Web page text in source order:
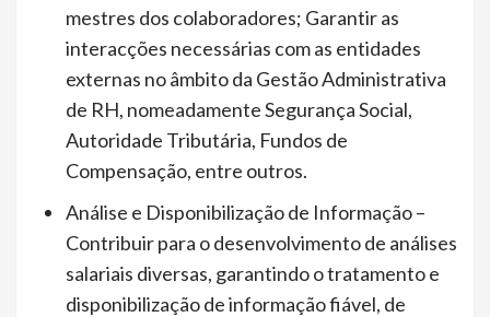
mestres dos colaboradores; Garantir as
interacções necessárias com as entidades
externas no âmbito da Gestão Administrativa
de RH, nomeadamente Segurança Social,
Autoridade Tributária, Fundos de
Compensação, entre outros.
Análise e Disponibilização de Informação –
Contribuir para o desenvolvimento de análises
salariais diversas, garantindo o tratamento e
disponibilização de informação fiável, de